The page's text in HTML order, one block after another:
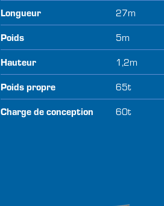
Longueur
27m
Poids
5m
Hauteur
1,2m
Poids propre
65t
Charge de conception
60t